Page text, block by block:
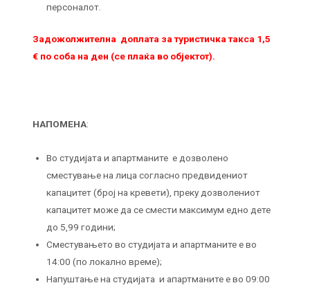
персоналот.
Задожолжителна доплата за туристичка такса 1,5
€ по соба на ден (се плаќа во објектот).
НАПОМЕНА:
Во студијата и апартманите е дозволено
сместување на лица согласно предвидениот
капацитет (број на кревети), преку дозволениот
капацитет може да се смести максимум едно дете
до 5,99 години;
Сместувањето во студијата и апартманите е во
14:00 (по локално време);
Напуштање на студијата и апартманите е во 09:00